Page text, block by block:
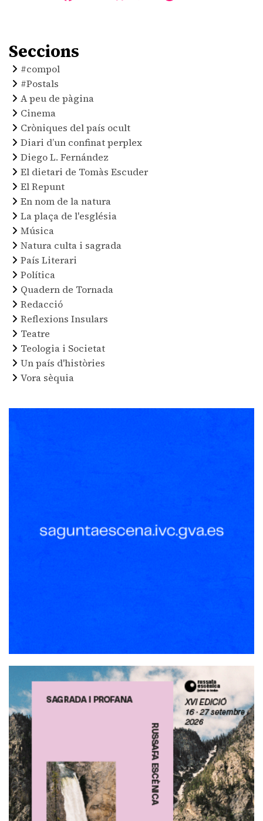
Seccions
#compol
#Postals
A peu de pàgina
Cinema
Cròniques del país ocult
Diari d’un confinat perplex
Diego L. Fernández
El dietari de Tomàs Escuder
El Repunt
En nom de la natura
La plaça de l'església
Música
Natura culta i sagrada
País Literari
Política
Quadern de Tornada
Redacció
Reflexions Insulars
Teatre
Teologia i Societat
Un país d'històries
Vora sèquia